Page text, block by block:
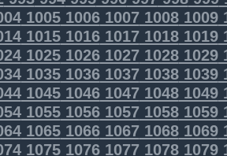
10051006100710081009
10151016101710181019
10251026102710281029
10351036103710381039
10451046104710481049
10551056105710581059
10651066106710681069
10751076107710781079